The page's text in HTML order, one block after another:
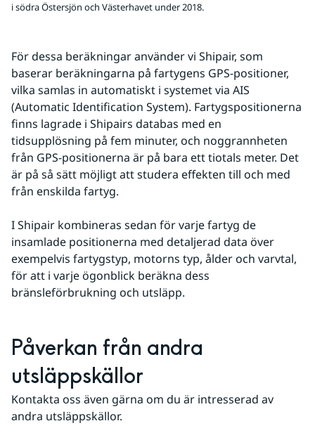
i södra Östersjön och Västerhavet under 2018.
För dessa beräkningar använder vi Shipair, som
baserar beräkningarna på fartygens GPS-positioner,
vilka samlas in automatiskt i systemet via AIS
(Automatic Identification System). Fartygspositionerna
finns lagrade i Shipairs databas med en
tidsupplösning på fem minuter, och noggrannheten
från GPS-positionerna är på bara ett tiotals meter. Det
är på så sätt möjligt att studera effekten till och med
från enskilda fartyg.
I Shipair kombineras sedan för varje fartyg de
insamlade positionerna med detaljerad data över
exempelvis fartygstyp, motorns typ, ålder och varvtal,
för att i varje ögonblick beräkna dess
bränsleförbrukning och utsläpp.
Påverkan från andra
utsläppskällor
Kontakta oss även gärna om du är intresserad av
andra utsläppskällor.